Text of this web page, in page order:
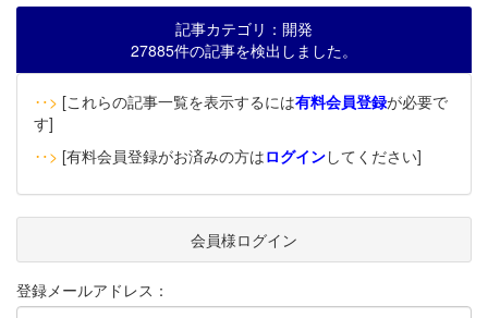
記事カテゴリ：開発
27885件の記事を検出しました。
‥> [これらの記事一覧を表示するには有料会員登録が必要で
す]
‥> [有料会員登録がお済みの方はログインしてください]
会員様ログイン
登録メールアドレス：